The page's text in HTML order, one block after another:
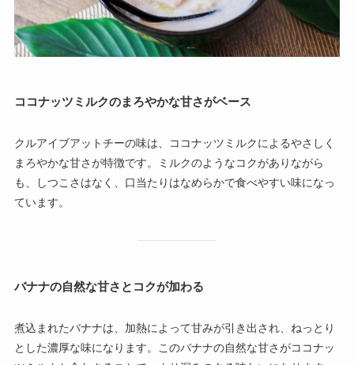
ココナッツミルクのまろやかな甘さがベース
クルアイブアットチーの味は、ココナッツミルクによるやさしく
まろやかな甘さが特徴です。ミルクのようなコクがありながら
も、しつこさはなく、口当たりはなめらかで食べやすい味になっ
ています。
バナナの自然な甘さとコクが加わる
煮込まれたバナナは、加熱によって甘みが引き出され、ねっとり
とした濃厚な味になります。このバナナの自然な甘さがココナッ